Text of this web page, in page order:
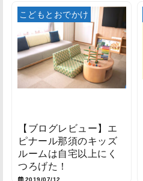
こどもとおでかけ
【ブログレビュー】エ
ピナール那須のキッズ
ルームは自宅以上にく
つろげた！
2019/07/12